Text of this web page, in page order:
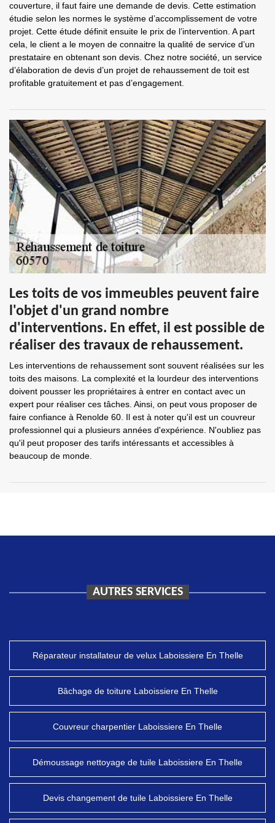
couverture, il faut faire une demande de devis. Cette estimation
étudie selon les normes le système d’accomplissement de votre
projet. Cette étude définit ensuite le prix de l’intervention. A part
cela, le client a le moyen de connaitre la qualité de service d’un
prestataire en obtenant son devis. Chez notre société, un service
d’élaboration de devis d’un projet de rehaussement de toit est
profitable gratuitement et pas d’engagement.
Les toits de vos immeubles peuvent faire
l'objet d'un grand nombre
d'interventions. En effet, il est possible de
réaliser des travaux de rehaussement.
Les interventions de rehaussement sont souvent réalisées sur les
toits des maisons. La complexité et la lourdeur des interventions
doivent pousser les propriétaires à entrer en contact avec un
expert pour réaliser ces tâches. Ainsi, on peut vous proposer de
faire confiance à Renolde 60. Il est à noter qu'il est un couvreur
professionnel qui a plusieurs années d'expérience. N'oubliez pas
qu'il peut proposer des tarifs intéressants et accessibles à
beaucoup de monde.
AUTRES SERVICES
Réparateur installateur de velux Laboissiere En Thelle
Bâchage de toiture Laboissiere En Thelle
Couvreur charpentier Laboissiere En Thelle
Démoussage nettoyage de tuile Laboissiere En Thelle
Devis changement de tuile Laboissiere En Thelle